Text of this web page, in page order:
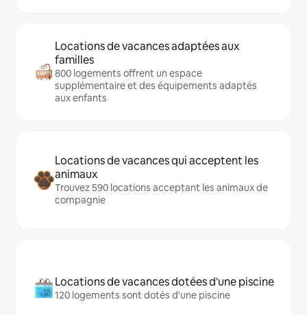
Locations de vacances adaptées aux
familles
800 logements offrent un espace
supplémentaire et des équipements adaptés
aux enfants
Locations de vacances qui acceptent les
animaux
Trouvez 590 locations acceptant les animaux de
compagnie
Locations de vacances dotées d'une piscine
120 logements sont dotés d'une piscine